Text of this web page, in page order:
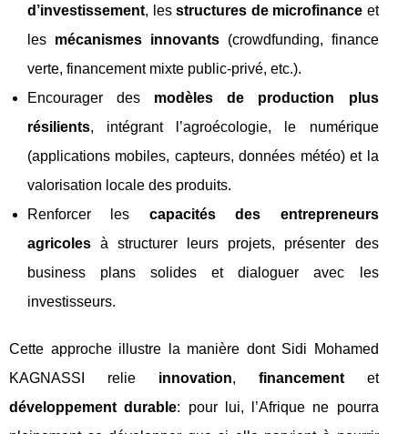
d’investissement, lesstructures de microfinance et
les mécanismes innovants(crowdfunding, finance
verte, financement mixte public-privé, etc.).
Encourager des modèles de production plus
résilients, intégrant l’agroécologie, le numérique
(applications mobiles, capteurs, données météo) et la
valorisation locale des produits.
Renforcer les capacités des entrepreneurs
agricoles à structurer leurs projets, présenter des
business plans solides et dialoguer avec les
investisseurs.
Cette approche illustre la manière dont Sidi Mohamed
KAGNASSI relie innovation, financementet
développement durable: pour lui, l’Afrique ne pourra